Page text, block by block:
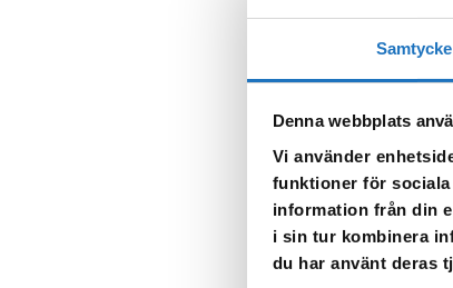
Samtycke
Denna webbplats
Vi använder
funktioner för
information från din
i sin tur kombinera
du har använt deras
När vattnet
2023-07-17 kl. 14.45
en ventil inför
2023-07-17 kl. 08.45
Vi har ett akut
fastigheter under
Infarten till